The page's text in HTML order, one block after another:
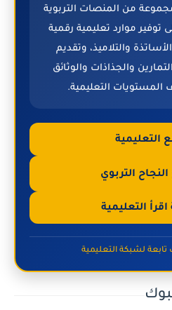
من المنصات التربوية
توفير موارد تعليمية رقمية
والتلاميذ، وتقديم
والجذاذات والوثائق
المستويات التعليمية.
التعليمية
التربوي
التعليمية
لشبكة التعليمية